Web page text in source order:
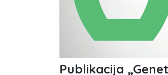
Publikacija